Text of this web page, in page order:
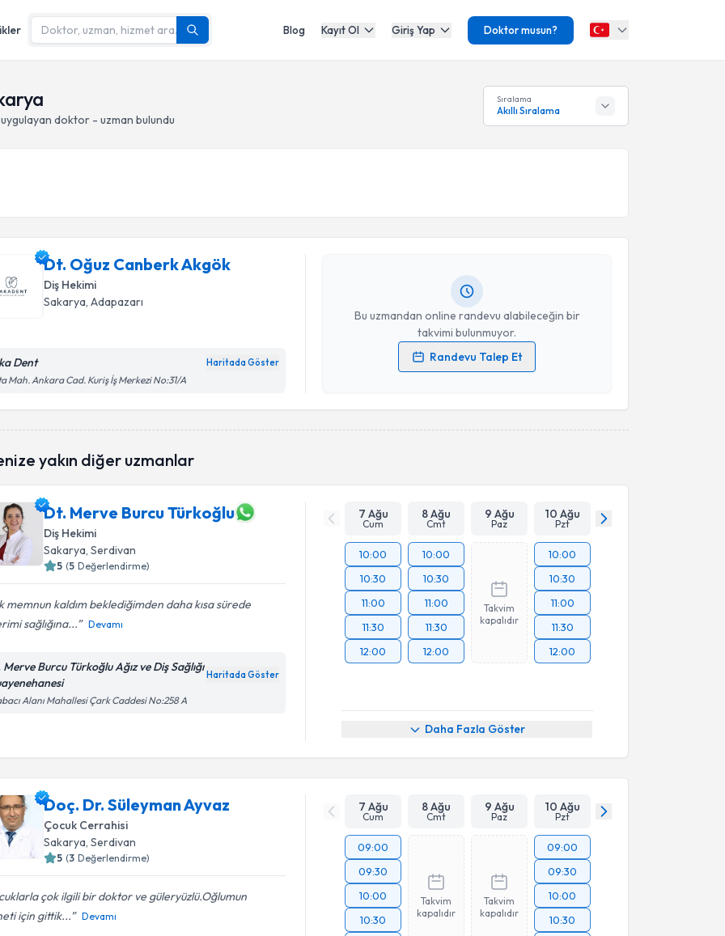
Blog Kayıt Ol Giriş Yap Doktor musun?
uygulayan doktor - uzman bulundu
Sıralama
Akıllı Sıralama
Dt. Oğuz Canberk Akgök
Diş Hekimi
Sakarya, Adapazarı
Dent Haritada Göster
Mah. Ankara Cad. Kuriş İş Merkezi No:31/A
Bu uzmandan online randevu alabileceğin bir
takvimi bulunmuyor.
Randevu Talep Et
Kişisel verilerimin işlenmesine ilişkinAydınlatma Metni
işlenmesini kabul ediyorum.
yakın diğer uzmanlar
Dt. Merve Burcu Türkoğlu
Diş Hekimi
Sakarya, Serdivan
5 (5 Değerlendirme)
memnun kaldım beklediğimden daha kısa sürede
sağlığına...
Devamı
Burcu Türkoğlu Ağız ve Diş Sağlığı
Haritada Göster
Alanı Mahallesi Çark Caddesi No:258 A
7 Ağu
Cum
8 Ağu
Cmt
9 Ağu
Paz
10 Ağu
Pzt
10:00
10:30
11:00
11:30
12:00
10:00
10:30
11:00
11:30
12:00
Takvim
kapalıdır
10:00
10:30
11:00
11:30
12:00
Daha Fazla Göster
Doç. Dr. Süleyman Ayvaz
Çocuk Cerrahisi
Sakarya , Serdivan
5 (3 Değerlendirme)
çok ilgili bir doktor ve güleryüzlü.Oğlumun
için gittik...
Devamı
7 Ağu
Cum
8 Ağu
Cmt
9 Ağu
Paz
10 Ağu
Pzt
09:00
09:30
10:00
10:30
Takvim
kapalıdır
Takvim
kapalıdır
09:00
09:30
10:00
10:30